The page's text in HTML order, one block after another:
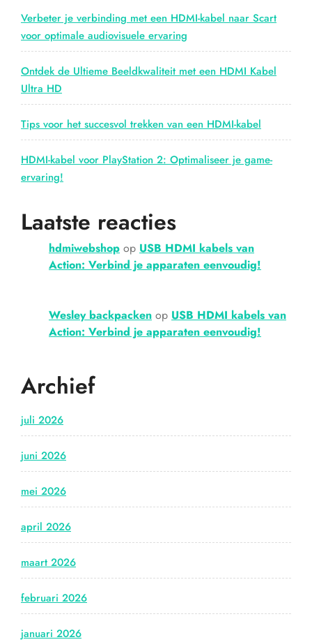
Verbeter je verbinding met een HDMI-kabel naar Scart
voor optimale audiovisuele ervaring
Ontdek de Ultieme Beeldkwaliteit met een HDMI Kabel
Ultra HD
Tips voor het succesvol trekken van een HDMI-kabel
HDMI-kabel voor PlayStation 2: Optimaliseer je game-
ervaring!
Laatste reacties
hdmiwebshop op USB HDMI kabels van
Action: Verbind je apparaten eenvoudig!
Wesley backpacken op USB HDMI kabels van
Action: Verbind je apparaten eenvoudig!
Archief
juli 2026
juni 2026
mei 2026
april 2026
maart 2026
februari 2026
januari 2026